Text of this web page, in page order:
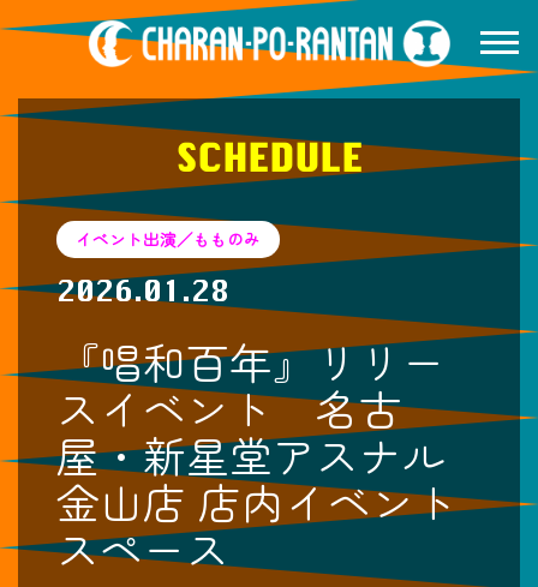
SCHEDULE
イベント出演／もものみ
2026.01.28
『唱和百年』リリー
スイベント 名古
屋・新星堂アスナル
金山店 店内イベント
スペース